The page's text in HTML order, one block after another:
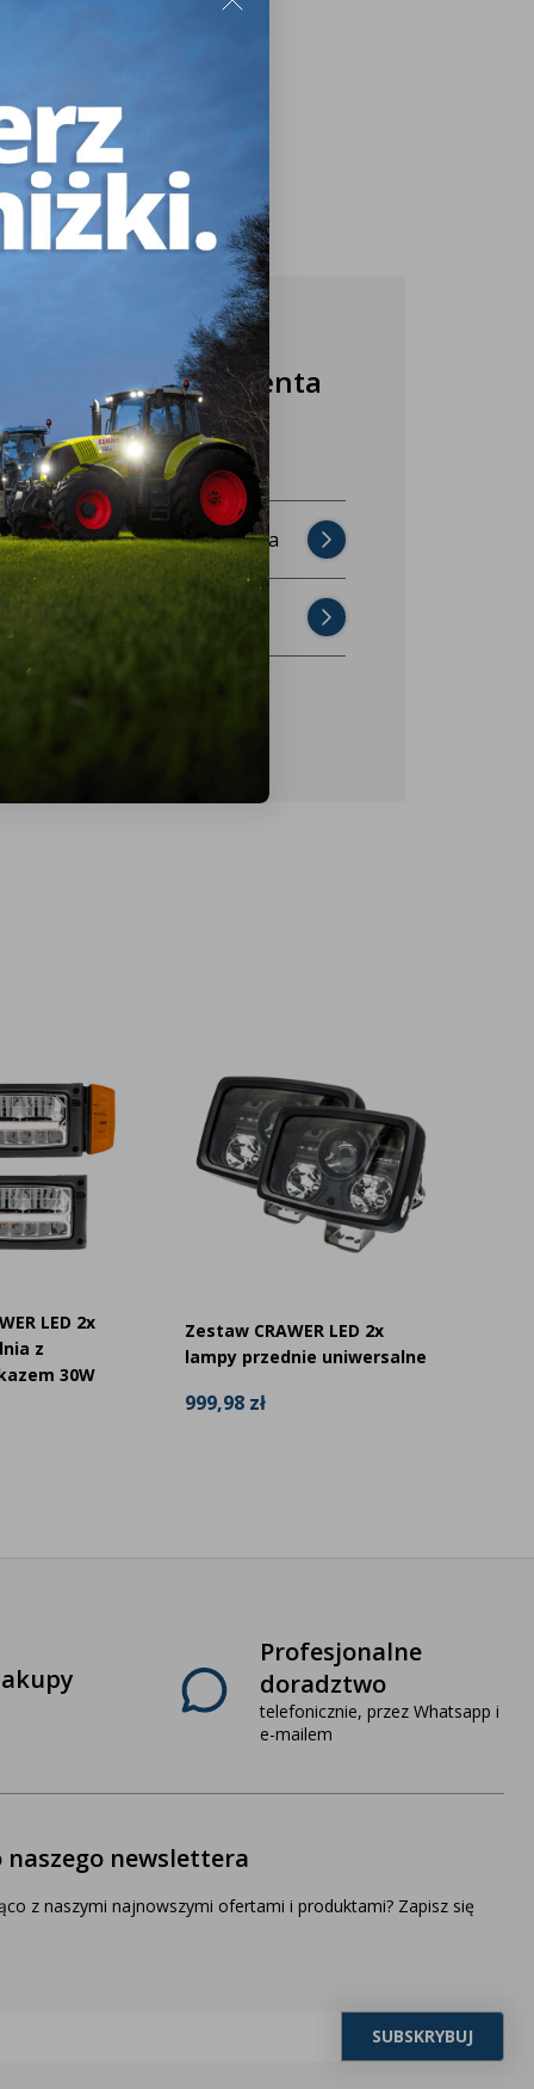
Nasza obsługa klienta
jest do Twojej
dyspozycji!
Najczęściej zadawane pytania
Skontaktuj się z nami
LED 2x
z
30W
Zestaw CRAWER LED 2x
lampy przednie uniwersalne
999,98 zł
Profesjonalne
doradztwo
telefonicznie, przez Whatsapp i
e-mailem
naszego newslettera
z naszymi najnowszymi ofertami i produktami? Zapisz się